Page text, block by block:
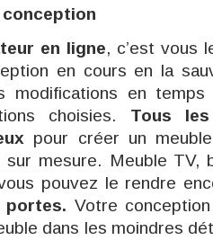
en ligne, c’est vous
en cours en la
modifications en
choisies. Tous
pour créer un
mesure. Meuble TV,
pouvez le rendre
Votre
dans les moindres